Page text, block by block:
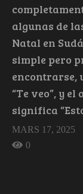
algunas de
Natal en
simple pero
encontrarse,
“Te veo”, y
significa
MARS 17, 2025
0